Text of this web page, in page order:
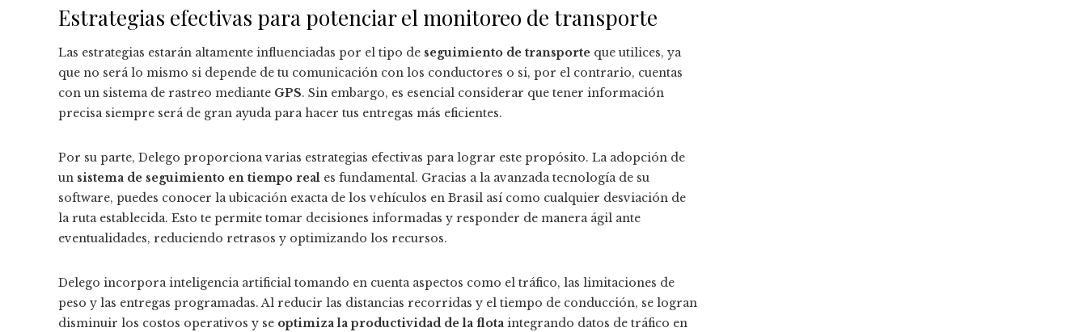
Estrategias efectivas para potenciar el monitoreo de transporte
Las estrategias estarán altamente influenciadas por el tipo de seguimiento de transporte que utilices, ya
que no será lo mismo si depende de tu comunicación con los conductores o si, por el contrario, cuentas
con un sistema de rastreo mediante GPS. Sin embargo, es esencial considerar que tener información
precisa siempre será de gran ayuda para hacer tus entregas más eficientes.
Por su parte, Delego proporciona varias estrategias efectivas para lograr este propósito. La adopción de
un sistema de seguimiento en tiempo real es fundamental. Gracias a la avanzada tecnología de su
software, puedes conocer la ubicación exacta de los vehículos en Brasil así como cualquier desviación de
la ruta establecida. Esto te permite tomar decisiones informadas y responder de manera ágil ante
eventualidades, reduciendo retrasos y optimizando los recursos.
Delego incorpora inteligencia artificial tomando en cuenta aspectos como el tráfico, las limitaciones de
peso y las entregas programadas. Al reducir las distancias recorridas y el tiempo de conducción, se logran
disminuir los costos operativos y se optimiza la productividad de la flota integrando datos de tráfico en